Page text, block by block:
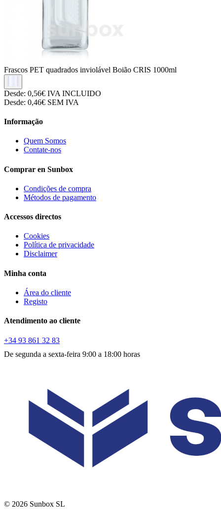
Frascos PET quadrados inviolável Boião CRIS 1000ml
Desde: 0,56€ IVA INCLUIDO
Desde: 0,46€ SEM IVA
Informação
Quem Somos
Contate-nos
Comprar en Sunbox
Condições de compra
Métodos de pagamento
Accessos directos
Cookies
Política de privacidade
Disclaimer
Minha conta
Área do cliente
Registo
Atendimento ao cliente
+34 93 861 32 83
De segunda a sexta-feira 9:00 a 18:00 horas
© 2026 Sunbox SL